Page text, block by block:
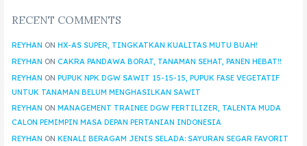
RECENT COMMENTS
REYHAN ON HX-AS SUPER, TINGKATKAN KUALITAS MUTU BUAH!
REYHAN ON CAKRA PANDAWA BORAT, TANAMAN SEHAT, PANEN HEBAT!!
REYHAN ON PUPUK NPK DGW SAWIT 15-15-15, PUPUK FASE VEGETATIF
UNTUK TANAMAN BELUM MENGHASILKAN SAWIT
REYHAN ON MANAGEMENT TRAINEE DGW FERTILIZER, TALENTA MUDA
CALON PEMIMPIN MASA DEPAN PERTANIAN INDONESIA
REYHAN ON KENALI BERAGAM JENIS SELADA: SAYURAN SEGAR FAVORIT